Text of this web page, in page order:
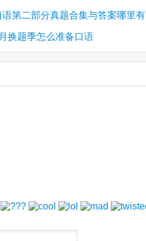
语第二部分真题合集与答案哪里有
换题季怎么准备口语